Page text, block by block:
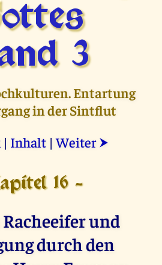
3
Entartung
in der Sintflut
| Inhalt |Weiter ⮞
16 -
und
durch den